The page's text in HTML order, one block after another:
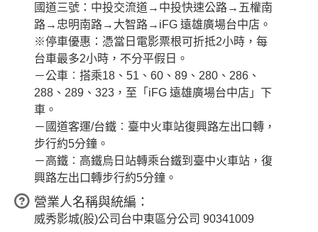
國道三號：中投交流道→中投快速公路→五權南
路→忠明南路→大智路→iFG 遠雄廣場台中店。
※停車優惠：憑當日電影票根可折抵2小時，每
台車最多2小時，不分平假日。
－公車︰搭乘18、51、60、89、280、286、
288、289、323，至「iFG 遠雄廣場台中店」下
車。
－國道客運/台鐵︰臺中火車站復興路左出口轉，
步行約5分鐘。
－高鐵︰高鐵烏日站轉乘台鐵到臺中火車站，復
興路左出口轉步行約5分鐘。
營業人名稱與統編：
威秀影城(股)公司台中東區分公司 90341009